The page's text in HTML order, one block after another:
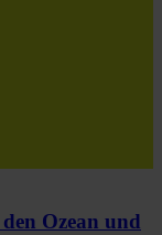
Ozean und